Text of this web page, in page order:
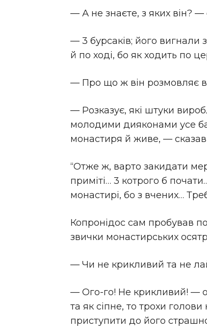
— А не знаєте, з яких він? —
— 3 бурсаків; його вигнали
й по ході, бо як ходить по
— Про що ж він розмовляє в
— Розказує, які штуки
молодими дияконами усе
монастиря й живе, — сказав
“Отже ж, варто закидати
приміті… 3 котрого б
монастирі, бо з вчених…
Копронідос сам пробував
звички монастирських
— Чи не крикливий та не
— Ого-го! Не крикливий! —
та як сіпне, то трохи
приступити до його